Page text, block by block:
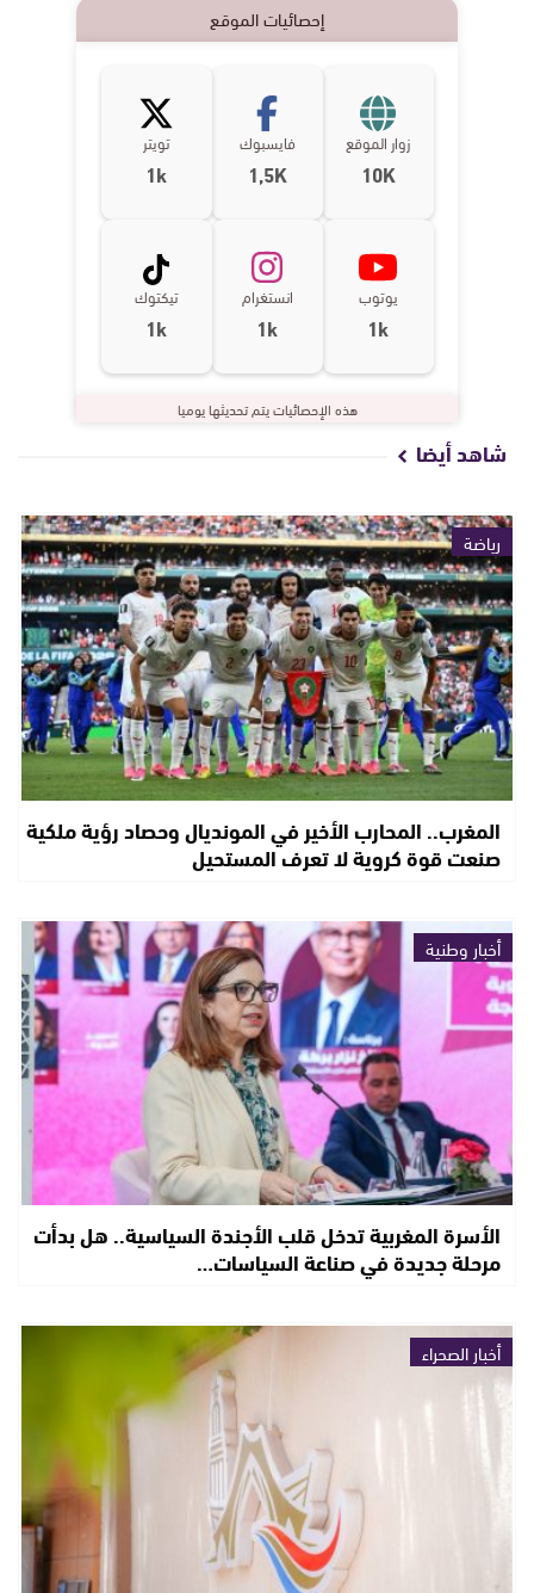
إحصائيات الموقع
زوار الموقع
10K
فايسبوك
1,5K
تويتر
1k
يوتوب
1k
انستغرام
1k
تيكتوك
1k
هذه الإحصائيات يتم تحديثها يوميا
شاهد أيضا
رياضة
المغرب.. المحارب الأخير في المونديال وحصاد رؤية ملكية
صنعت قوة كروية لا تعرف المستحيل
أخبار وطنية
الأسرة المغربية تدخل قلب الأجندة السياسية.. هل بدأت
مرحلة جديدة في صناعة السياسات…
أخبار الصحراء